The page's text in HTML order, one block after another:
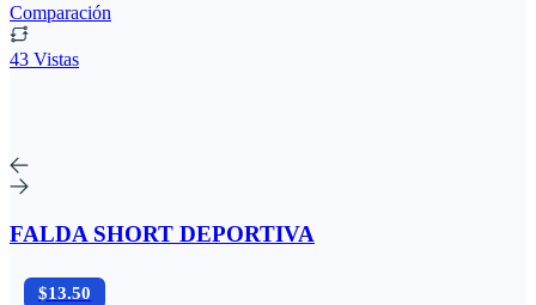
Comparación
43 Vistas
FALDA SHORT DEPORTIVA
$13.50